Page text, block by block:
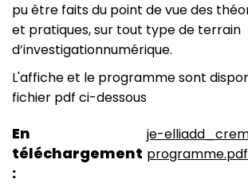
pu être faits du point de vue des
et pratiques, sur tout type de terrain
d’investigationnumérique.
L'affiche et le programme sont
fichier pdf ci-dessous
En
téléchargement
je-
programme.pdf